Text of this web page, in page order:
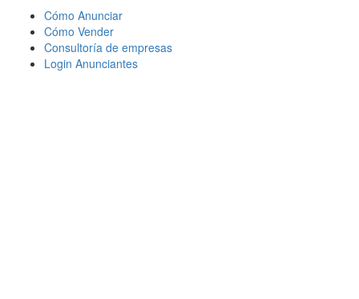
Cómo Anunciar
Cómo Vender
Consultoría de empresas
Login Anunciantes